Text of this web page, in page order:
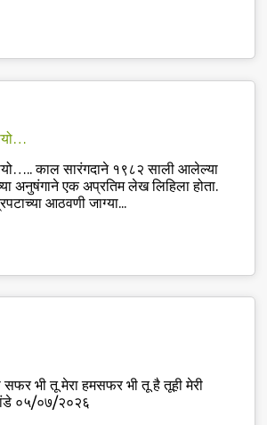
काल सारंगदाने १९८२ साली आलेल्या
अनुषंगाने एक अप्रतिम लेख लिहिला होता.
आठवणी जाग्या...
सफर भी तू मेरा हमसफर भी तू है तूही मेरी
०५/०७/२०२६